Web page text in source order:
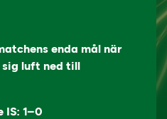
enda mål när
sig luft ned till
IS: 1–0